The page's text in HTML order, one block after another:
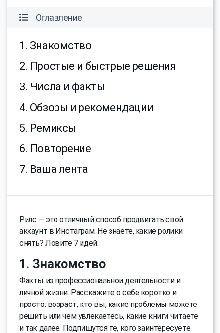
Оглавление
1. Знакомство
2. Простые и быстрые решения
3. Числа и факты
4. Обзоры и рекомендации
5. Ремиксы
6. Повторение
7. Ваша лента
Рилс — это отличный способ продвигать свой
аккаунт в Инстаграм. Не знаете, какие ролики
снять? Ловите 7 идей.
1. Знакомство
Факты из профессиональной деятельности и
личной жизни. Расскажите о себе коротко и
просто: возраст, кто вы, какие проблемы можете
решить или чем увлекаетесь, какие книги читаете
и так далее. Подпишутся те, кого заинтересуете